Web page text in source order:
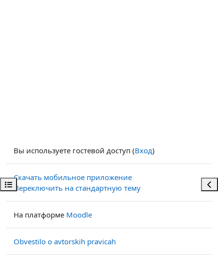
Открыть оглавление курса
Вы используете гостевой доступ (Вход)
Скачать мобильное приложение
Переключить на стандартную тему
На платформе Moodle
Obvestilo o avtorskih pravicah